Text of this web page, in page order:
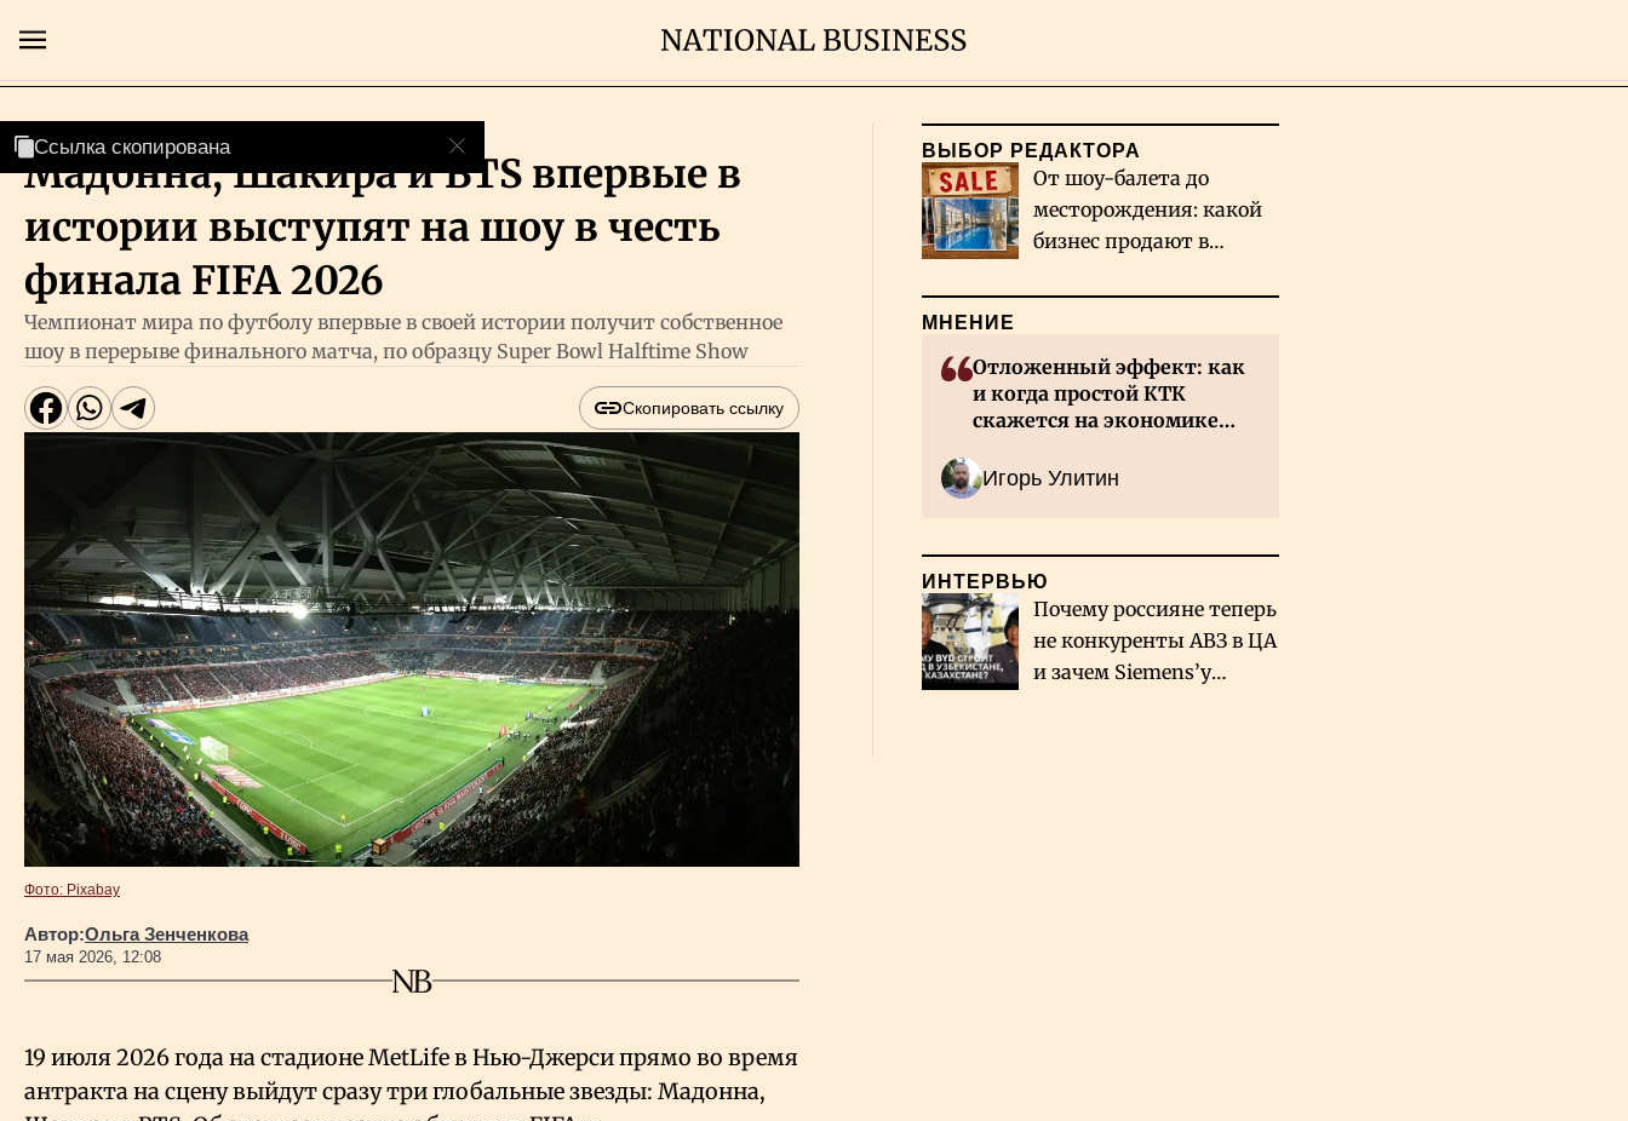
Главная
Экономика
Бизнес
Рынки
Власть
Геополитика
Исследования
Люди
Life & Arts
Все новости
Cпорт
Мадонна, Шакира и BTS впервые в
истории выступят на шоу в честь
финала FIFA 2026
Чемпионат мира по футболу впервые в своей истории получит собственное
шоу в перерыве финального матча, по образцу Super Bowl Halftime Show
Скопировать ссылку
Ссылка скопирована
Фото: Pixabay
Автор:Ольга Зенченкова
17 мая 2026, 12:08
19 июля 2026 года на стадионе MetLife в Нью-Джерси прямо во время
антракта на сцену выйдут сразу три глобальные звезды: Мадонна,
ВЫБОР РЕДАКТОРА
От шоу-балета до
месторождения: какой
бизнес продают в
МНЕНИЕ
Отложенный эффект: как
и когда простой КТК
скажется на экономике
Игорь Улитин
ИНТЕРВЬЮ
Почему россияне теперь
не конкуренты АВЗ в ЦА
и зачем Siemens’у
Ссылка скопирована